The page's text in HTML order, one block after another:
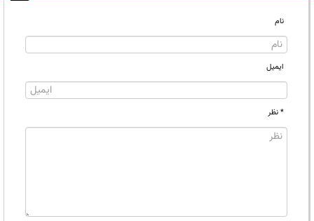
نام
ایمیل
* نظر